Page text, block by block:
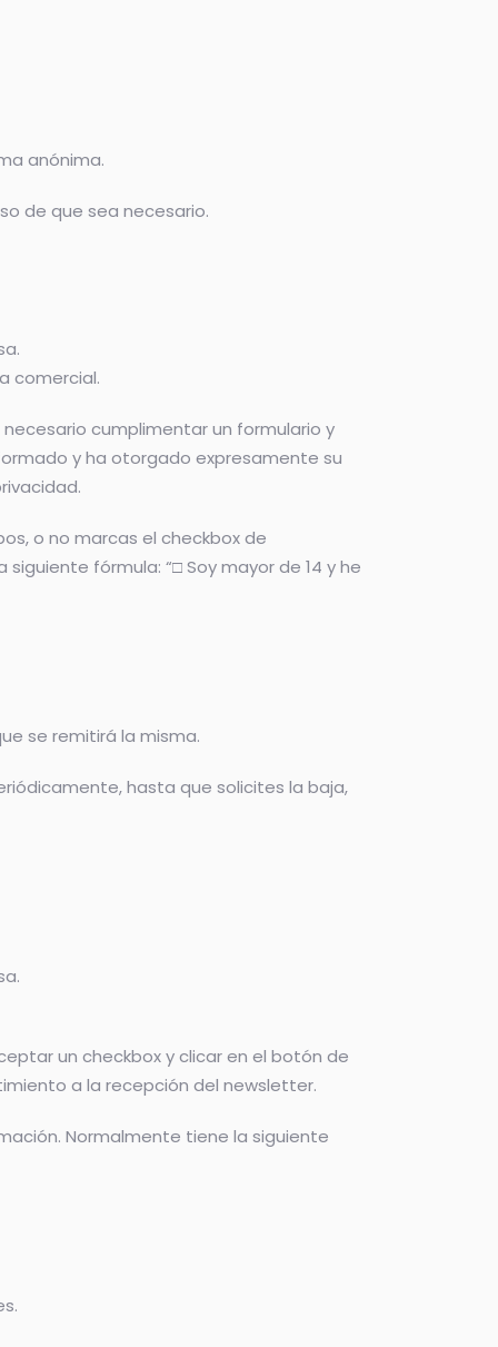
anónima.
de que sea necesario.
comercial.
cumplimentar un formulario y
y ha otorgado expresamente su
o no marcas el checkbox de
fórmula: “□ Soy mayor de 14 y he
se remitirá la misma.
hasta que solicites la baja,
un checkbox y clicar en el botón de
a la recepción del newsletter.
Normalmente tiene la siguiente